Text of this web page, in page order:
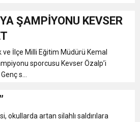
SELİ
ŞAMPİYONU KEVSER
ve İlçe Milli Eğitim Müdürü Kemal
sporcusu Kevser Özalp’i
s...
okullarda artan silahlı saldırılara